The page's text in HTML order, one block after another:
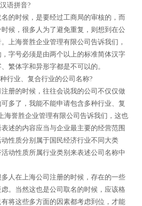
语拼音?
时候，是要经过工商局的审核的，而
候，很多人为了避免重复，则想到在公
上海誉胜企业管理有限公司告诉我们，
字号必须是由两个以上的标准简体汉字
繁体字和异形字都是不可以的。
业、复合行业的公司名称?
的时候，往往会说我的公司不仅仅做
多了，我能不能申请包含多种行业、复
海誉胜企业管理有限公司告诉我们，这也
述的内容应当与企业最主要的经营范围
性质分别属于国民经济行业不同大类
动性质所属行业类别来表述公司名称中
在上海公司注册的时候，存在的一些
。当然这也是公司取名的时候，应该格
将这些多方面的因素都考虑到位，才能